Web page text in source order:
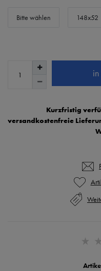
Bitte wählen 148x52
Kurzfristig
versandkostenfreie